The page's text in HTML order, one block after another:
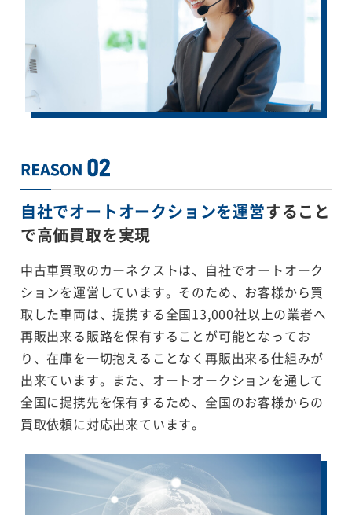
自社でオートオークションを運営すること
で高価買取を実現
中古車買取のカーネクストは、自社でオートオーク
ションを運営しています。そのため、お客様から買
取した車両は、提携する全国13,000社以上の業者へ
再販出来る販路を保有することが可能となってお
り、在庫を一切抱えることなく再販出来る仕組みが
出来ています。また、オートオークションを通して
全国に提携先を保有するため、全国のお客様からの
買取依頼に対応出来ています。